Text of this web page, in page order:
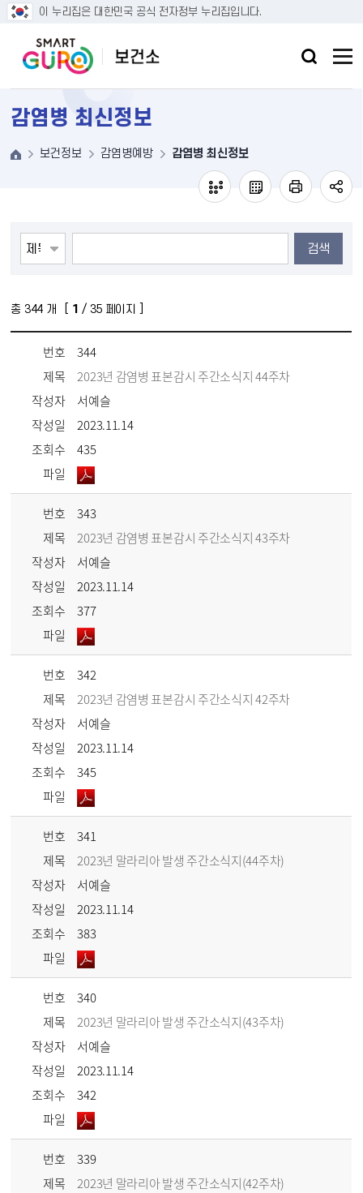
이 누리집은 대한민국 공식 전자정부 누리집입니다.
본문 바로가기
감염병 최신정보
보건정보 감염병예방 감염병 최신정보
검색
총 344개 [ 1 / 35 페이지 ]
번호
344
제목
2023년 감염병 표본감시 주간소식지 44주차
작성자
서예슬
작성일
2023.11.14
조회수
435
파일
번호
343
제목
2023년 감염병 표본감시 주간소식지 43주차
작성자
서예슬
작성일
2023.11.14
조회수
377
파일
번호
342
제목
2023년 감염병 표본감시 주간소식지 42주차
작성자
서예슬
작성일
2023.11.14
조회수
345
파일
번호
341
제목
2023년 말라리아 발생 주간소식지(44주차)
작성자
서예슬
작성일
2023.11.14
조회수
383
파일
번호
340
제목
2023년 말라리아 발생 주간소식지(43주차)
작성자
서예슬
작성일
2023.11.14
조회수
342
파일
번호
339
제목
2023년 말라리아 발생 주간소식지(42주차)